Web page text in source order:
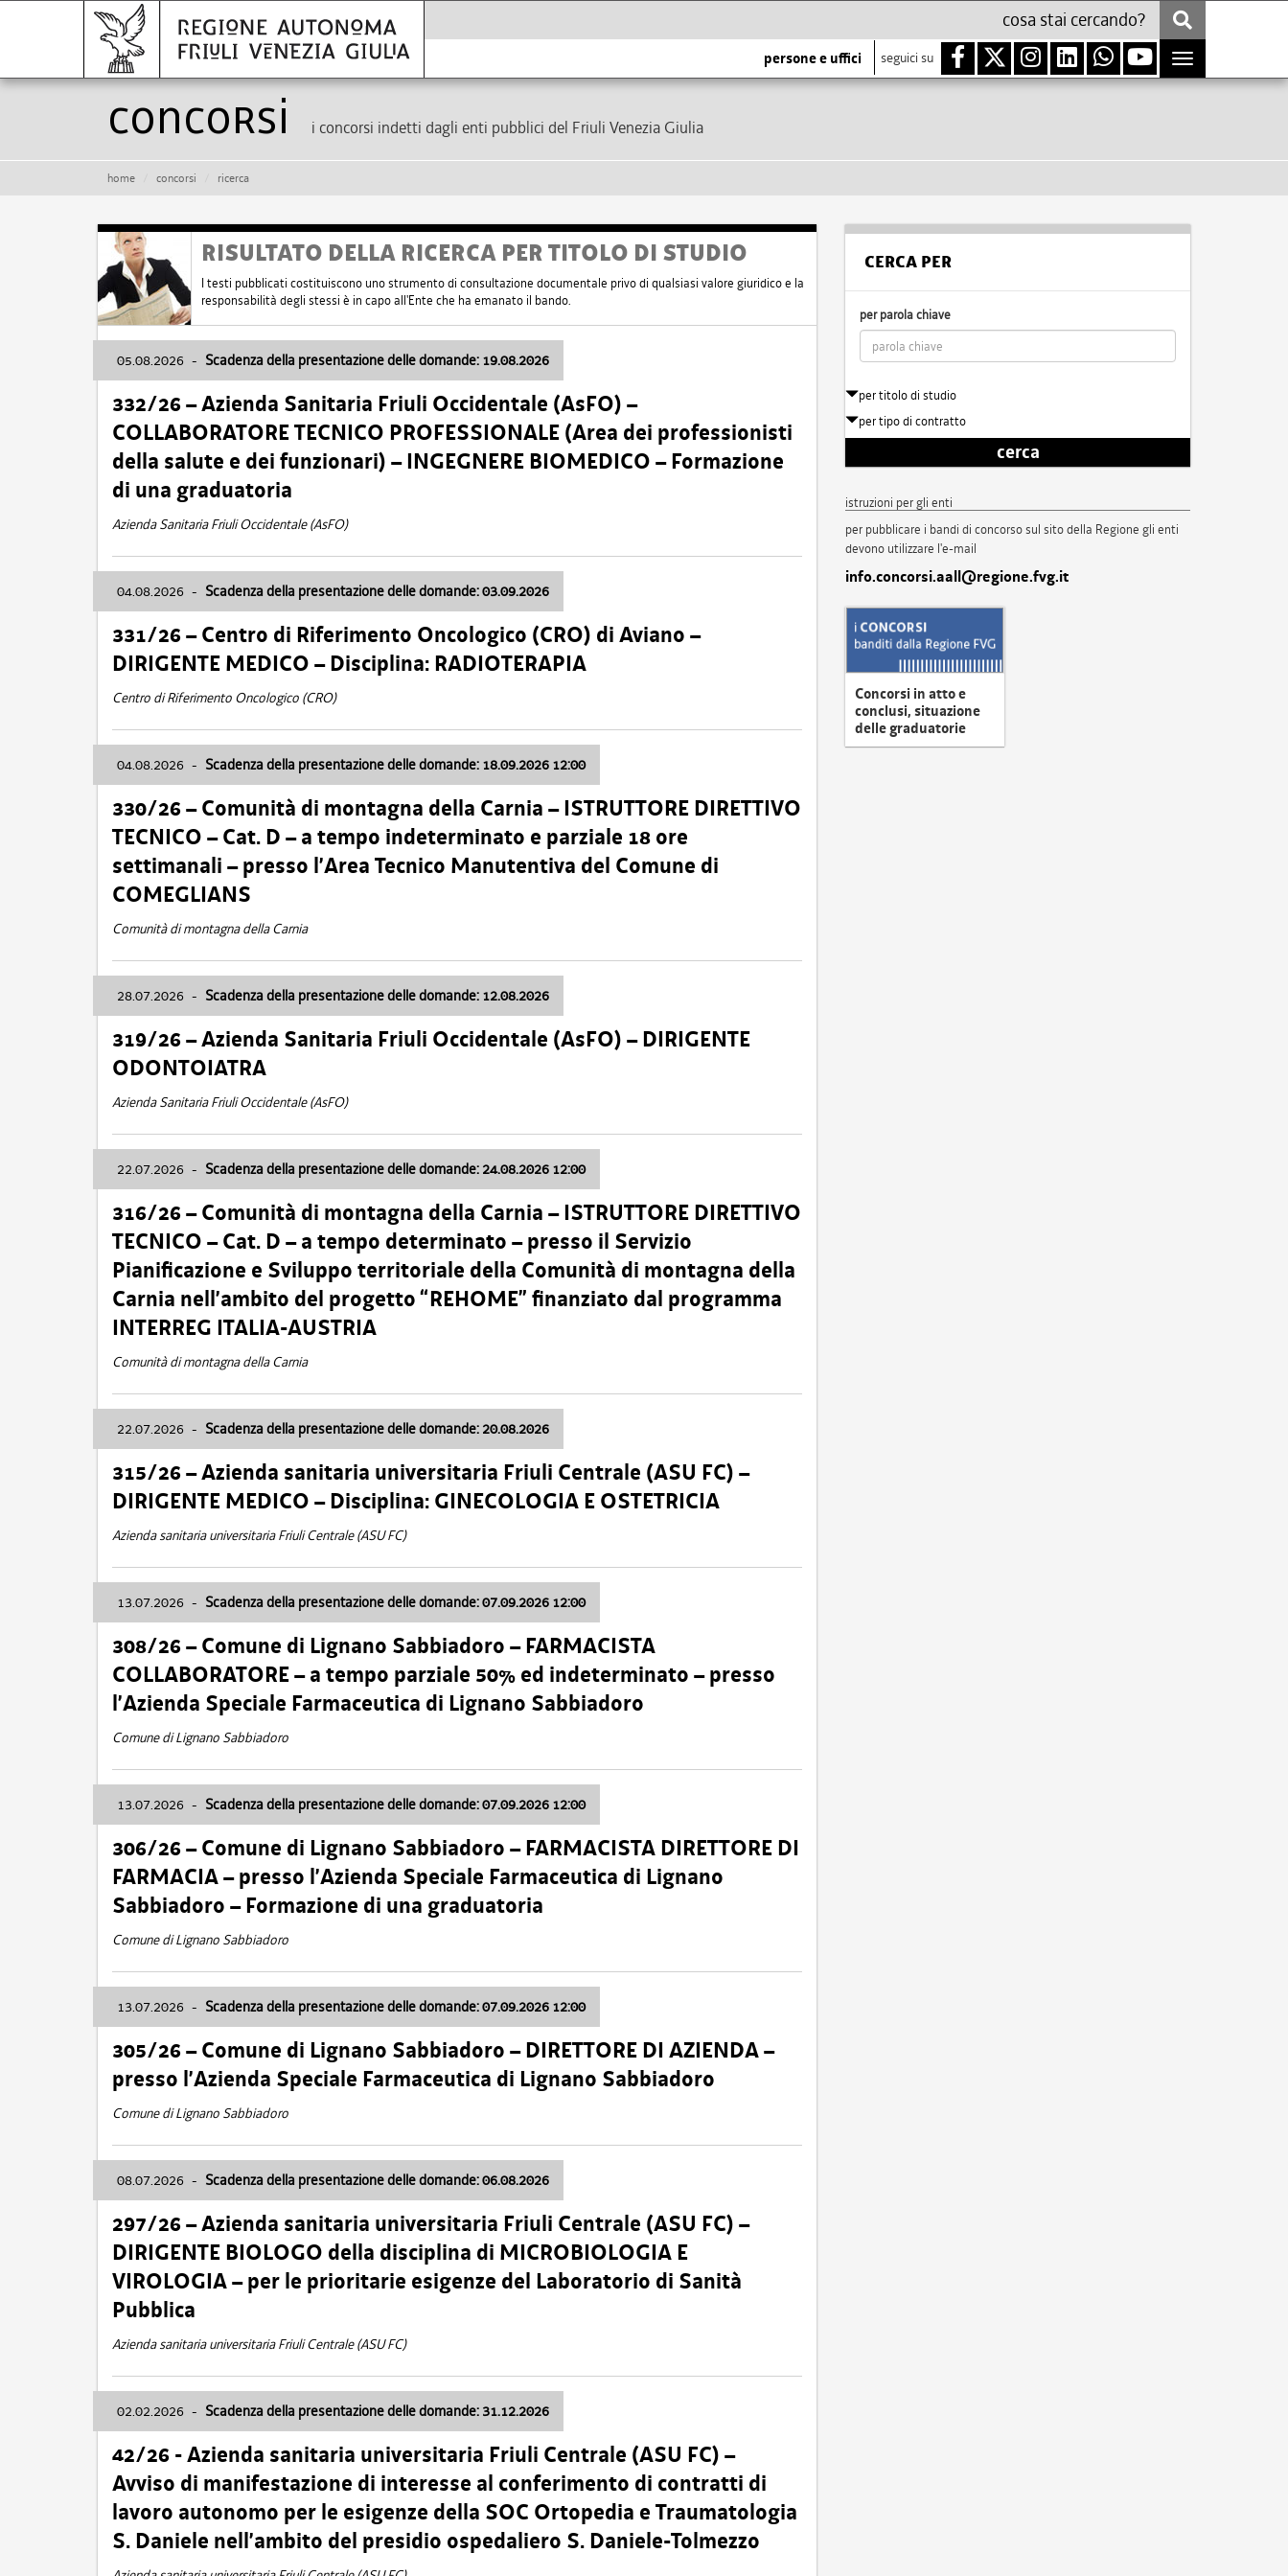
persone e uffici seguici su
Toggle
navigation
Concorsi i concorsi indetti dagli enti pubblici del Friuli Venezia Giulia
home concorsi ricerca
RISULTATO DELLA RICERCA PER TITOLO DI STUDIO
I testi pubblicati costituiscono uno strumento di consultazione documentale privo di qualsiasi valore giuridico e la
responsabilità degli stessi è in capo all'Ente che ha emanato il bando.
05.08.2026 - Scadenza della presentazione delle domande: 19.08.2026
332/26 – Azienda Sanitaria Friuli Occidentale (AsFO) –
COLLABORATORE TECNICO PROFESSIONALE (Area dei professionisti
della salute e dei funzionari) – INGEGNERE BIOMEDICO – Formazione
di una graduatoria
Azienda Sanitaria Friuli Occidentale (AsFO)
04.08.2026 - Scadenza della presentazione delle domande: 03.09.2026
331/26 – Centro di Riferimento Oncologico (CRO) di Aviano –
DIRIGENTE MEDICO – Disciplina: RADIOTERAPIA
Centro di Riferimento Oncologico (CRO)
04.08.2026 - Scadenza della presentazione delle domande: 18.09.2026 12:00
330/26 – Comunità di montagna della Carnia – ISTRUTTORE DIRETTIVO
TECNICO – Cat. D – a tempo indeterminato e parziale 18 ore
settimanali – presso l’Area Tecnico Manutentiva del Comune di
COMEGLIANS
Comunità di montagna della Carnia
28.07.2026 - Scadenza della presentazione delle domande: 12.08.2026
319/26 – Azienda Sanitaria Friuli Occidentale (AsFO) – DIRIGENTE
ODONTOIATRA
Azienda Sanitaria Friuli Occidentale (AsFO)
22.07.2026 - Scadenza della presentazione delle domande: 24.08.2026 12:00
316/26 – Comunità di montagna della Carnia – ISTRUTTORE DIRETTIVO
TECNICO – Cat. D – a tempo determinato – presso il Servizio
Pianificazione e Sviluppo territoriale della Comunità di montagna della
Carnia nell’ambito del progetto “REHOME” finanziato dal programma
INTERREG ITALIA-AUSTRIA
Comunità di montagna della Carnia
22.07.2026 - Scadenza della presentazione delle domande: 20.08.2026
315/26 – Azienda sanitaria universitaria Friuli Centrale (ASU FC) –
DIRIGENTE MEDICO – Disciplina: GINECOLOGIA E OSTETRICIA
Azienda sanitaria universitaria Friuli Centrale (ASU FC)
13.07.2026 - Scadenza della presentazione delle domande: 07.09.2026 12:00
308/26 – Comune di Lignano Sabbiadoro – FARMACISTA
COLLABORATORE – a tempo parziale 50% ed indeterminato – presso
l’Azienda Speciale Farmaceutica di Lignano Sabbiadoro
Comune di Lignano Sabbiadoro
13.07.2026 - Scadenza della presentazione delle domande: 07.09.2026 12:00
306/26 – Comune di Lignano Sabbiadoro – FARMACISTA DIRETTORE DI
FARMACIA – presso l’Azienda Speciale Farmaceutica di Lignano
Sabbiadoro – Formazione di una graduatoria
Comune di Lignano Sabbiadoro
13.07.2026 - Scadenza della presentazione delle domande: 07.09.2026 12:00
305/26 – Comune di Lignano Sabbiadoro – DIRETTORE DI AZIENDA –
presso l’Azienda Speciale Farmaceutica di Lignano Sabbiadoro
Comune di Lignano Sabbiadoro
08.07.2026 - Scadenza della presentazione delle domande: 06.08.2026
297/26 – Azienda sanitaria universitaria Friuli Centrale (ASU FC) –
DIRIGENTE BIOLOGO della disciplina di MICROBIOLOGIA E
VIROLOGIA – per le prioritarie esigenze del Laboratorio di Sanità
Pubblica
Azienda sanitaria universitaria Friuli Centrale (ASU FC)
02.02.2026 - Scadenza della presentazione delle domande: 31.12.2026
42/26 - Azienda sanitaria universitaria Friuli Centrale (ASU FC) –
Avviso di manifestazione di interesse al conferimento di contratti di
lavoro autonomo per le esigenze della SOC Ortopedia e Traumatologia
S. Daniele nell’ambito del presidio ospedaliero S. Daniele-Tolmezzo
CERCA PER
per parola chiave
per titolo di studio
per tipo di contratto
cerca
istruzioni per gli enti
per pubblicare i bandi di concorso sul sito della Regione gli enti
devono utilizzare l'e-mail
info.concorsi.aall@regione.fvg.it
Concorsi in atto e
conclusi, situazione
delle graduatorie